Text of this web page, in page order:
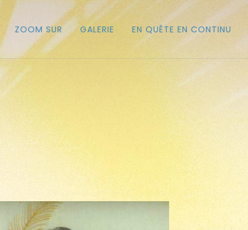
ZOOM SUR GALERIE EN QUÊTE EN CONTINU